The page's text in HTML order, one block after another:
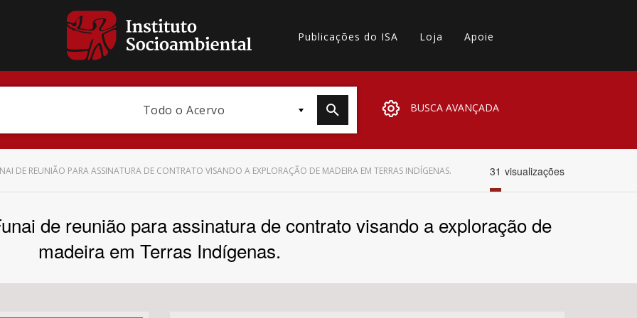
Publicações do ISA Loja Apoie
Todo o Acervo BUSCA AVANÇADA
DE REUNIÃO PARA ASSINATURA DE CONTRATO VISANDO A EXPLORAÇÃO DE MADEIRA EM TERRAS INDÍGENAS. 31 visualizações
de reunião para assinatura de contrato visando a exploração de
madeira em Terras Indígenas.